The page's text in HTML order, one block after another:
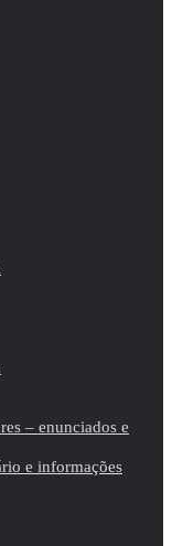
– enunciados e
e informações